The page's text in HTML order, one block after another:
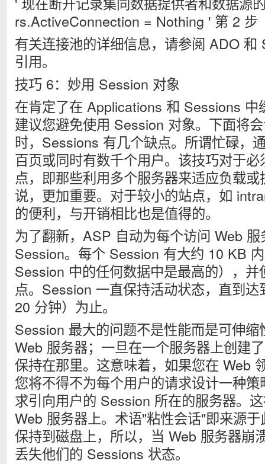
rs.ActiveConnection = Nothing ' 第 2 步
有关连接池的详细信息，请参阅 ADO
引用。
技巧 6：妙用 Session 对象
在肯定了在 Applications 和 Sessions 中
建议您避免使用 Session 对象。下面将
时，Sessions 有几个缺点。所谓忙碌，
百页或同时有数千个用户。该技巧对于
点，即那些利用多个服务器来适应负载
说，更加重要。对于较小的站点，如
的便利，与开销相比也是值得的。
为了翻新，ASP 自动为每个访问 Web
Session。每个 Session 有大约 10 KB
Session 中的任何数据中是最高的），
点。Session 一直保持活动状态，直到
20 分钟）为止。
Session 最大的问题不是性能而是可伸
Web 服务器；一旦在一个服务器上创建
保持在那里。这意味着，如果您在 Web
您将不得不为每个用户的请求设计一种
求引向用户的 Session 所在的服务器。
Web 服务器上。术语"粘性会话"即来源
保持到磁盘上，所以，当 Web 服务器崩
丢失他们的 Sessions 状态。